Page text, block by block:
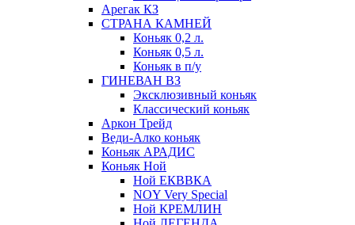
Арегак КЗ
СТРАНА КАМНЕЙ
Коньяк 0,2 л.
Коньяк 0,5 л.
Коньяк в п/у
ГИНЕВАН ВЗ
Эксклюзивный коньяк
Классический коньяк
Аркон Трейд
Веди-Алко коньяк
Коньяк АРАДИС
Коньяк Ной
Ной ЕКВВКА
NOY Very Special
Ной КРЕМЛИН